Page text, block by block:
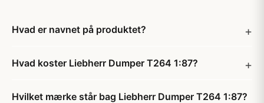
Hvad er navnet på produktet?
Hvad koster Liebherr Dumper T264 1:87?
Hvilket mærke står bag Liebherr Dumper T264 1:87?